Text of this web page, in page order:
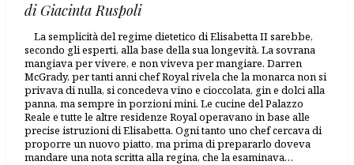
di Giacinta Ruspoli
La semplicità del regime dietetico di Elisabetta II sarebbe,
secondo gli esperti, alla base della sua longevità. La sovrana
mangiava per vivere, e non viveva per mangiare. Darren
McGrady, per tanti anni chef Royal rivela che la monarca non si
privava di nulla, si concedeva vino e cioccolata, gin e dolci alla
panna, ma sempre in porzioni mini. Le cucine del Palazzo
Reale e tutte le altre residenze Royal operavano in base alle
precise istruzioni di Elisabetta. Ogni tanto uno chef cercava di
proporre un nuovo piatto, ma prima di prepararlo doveva
mandare una nota scritta alla regina, che la esaminava…